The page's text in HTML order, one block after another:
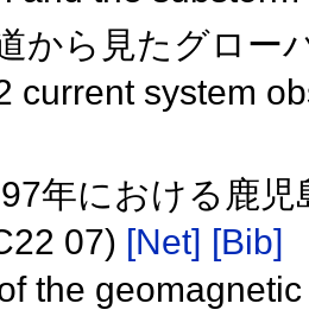
から見たグロー
current system
年における鹿
07) [Net] [Bib]
the